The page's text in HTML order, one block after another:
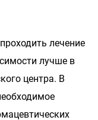
лечение
лучше в
центра. В